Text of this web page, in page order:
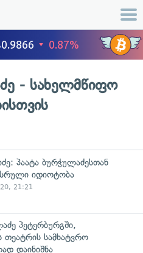
- სახელმწიფო
პაატა ბურჭულაძესთან
იდიოტობა
21:21
პეტერბურგში,
თეატრის სამხატვრო
დაინიშნა